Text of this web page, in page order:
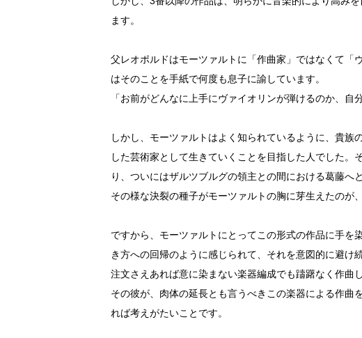
ます。
父レオポルドはモーツァルトに「作曲家」ではなくて「
はそのことを手紙で何度も息子に諭しています。
「お前がどんなに上手にヴァイオリンが弾けるのか、自
しかし、モーツァルトはよく知られているように、貴
した芸術家として生きていくことを目指した人でした
り、ついにはザルツブルグの領主との間における葛藤へ
その様な決裂の種子がモーツァルトの胸に芽生えたのが
ですから、モーツァルトにとってこの形式の作品に手を
き方への回帰のように感じられて、それを意図的に避け
注文さえあれば意に染まない楽器編成でも躊躇なく作曲
その彼が、肉体の延長とも言うべきこの楽器による作曲
れば考えがたいことです。